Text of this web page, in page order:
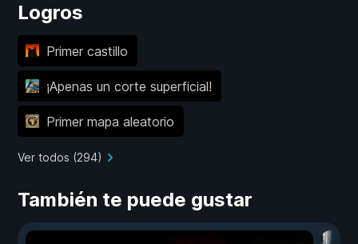
Logros
Primer castillo
¡Apenas un corte superficial!
Primer mapa aleatorio
Ver todos (294)
También te puede gustar